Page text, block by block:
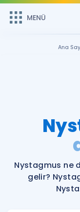
MENÜ
Remzi Hoca ile seni
MENÜ
Katılımcı
Faydalı Araçlar
Ücretsiz
Ana
Nystagmus ne
gelir?